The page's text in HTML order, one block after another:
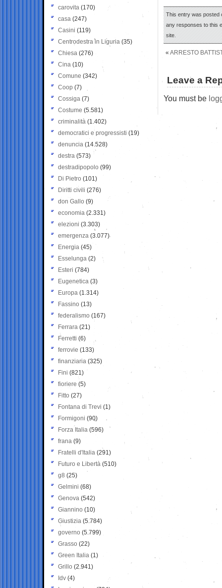
This entry was posted
any responses to this
site.
« ARRESTO
Leave a
You must be
carovita (170)
casa (247)
Casini (119)
Centrodestra in Liguria (35)
Chiesa (276)
Cina (10)
Comune (342)
Coop (7)
Cossiga (7)
Costume (5.581)
criminalità (1.402)
democratici e progressisti (19)
denuncia (14.528)
destra (573)
destradipopolo (99)
Di Pietro (101)
Diritti civili (276)
don Gallo (9)
economia (2.331)
elezioni (3.303)
emergenza (3.077)
Energia (45)
Esselunga (2)
Esteri (784)
Eugenetica (3)
Europa (1.314)
Fassino (13)
federalismo (167)
Ferrara (21)
Ferretti (6)
ferrovie (133)
finanziaria (325)
Fini (821)
fioriere (5)
Fitto (27)
Fontana di Trevi (1)
Formigoni (90)
Forza Italia (596)
frana (9)
Fratelli d'Italia (291)
Futuro e Libertà (510)
g8 (25)
Gelmini (68)
Genova (542)
Giannino (10)
Giustizia (5.784)
governo (5.799)
Grasso (22)
Green Italia (1)
Grillo (2.941)
Idv (4)